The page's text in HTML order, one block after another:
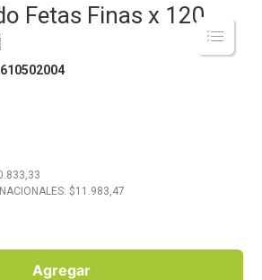
Fetas Finas x 120
$11.983,47
Agregar